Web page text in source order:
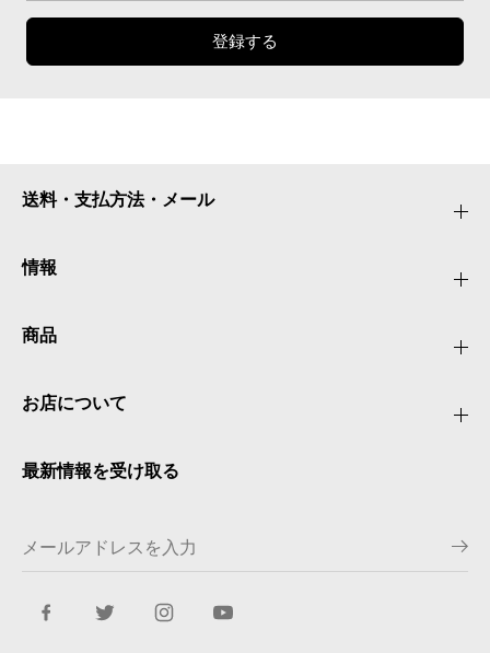
登録する
送料・支払方法・メール
情報
商品
お店について
最新情報を受け取る